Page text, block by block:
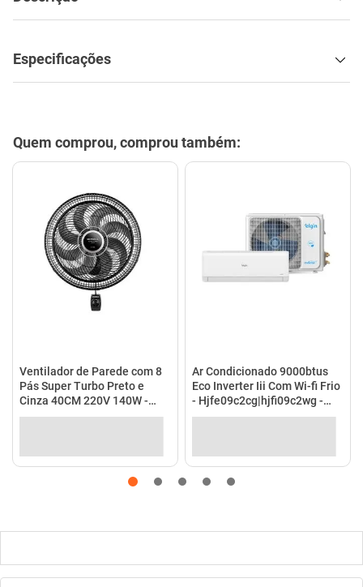
Especificações
Quem comprou, comprou também:
Ventilador de Parede com 8
Pás Super Turbo Preto e
Cinza 40CM 220V 140W -
VTX-40P-8P - Mondial
Ar Condicionado 9000btus
Eco Inverter Iii Com Wi-fi Frio
- Hjfe09c2cg|hjfi09c2wg -
Elgin